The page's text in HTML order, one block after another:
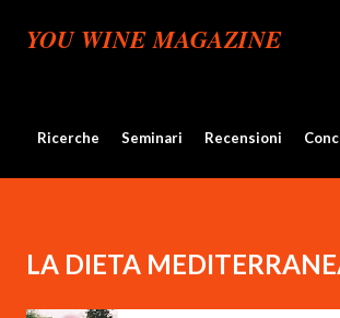
Passa ai contenuti principali
YOU WINE MAGAZINE
Ricerche Seminari Recensioni
LA DIETA